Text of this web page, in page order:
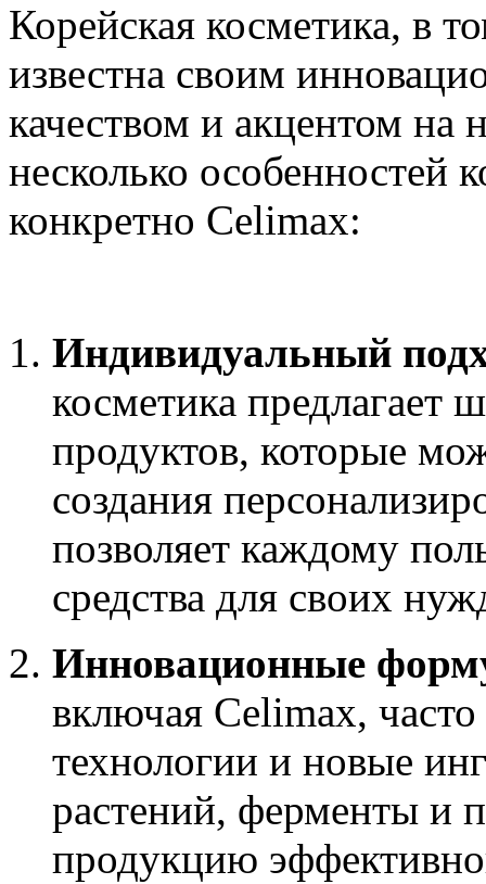
Корейская косметика, в
известна своим
качеством и акцентом на
несколько особенностей
конкретно Celimax:
Индивидуальный
косметика предлагает
продуктов, которые
создания
позволяет каждому
средства для своих
Инновационные
включая Celimax,
технологии и новые
растений, ферменты и
продукцию